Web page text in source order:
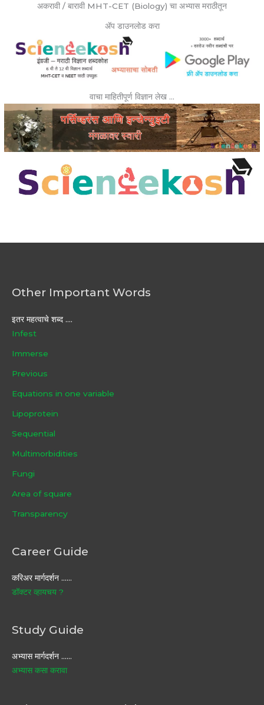
अकरावी / बारावी MHT-CET (Biology) चा अभ्यास मराठीतून
ॲप डाउनलोड करा
वाचा माहितीपूर्ण विज्ञान लेख …
Other Important Words
इतर महत्वाचे शब्द ....
Infest
Immerse
Previous
Equations in one variable
Lipoprotein
Sequential
Multimorbidities
Fungi
Area of square
Transparency
Career Guide
करिअर मार्गदर्शन ……
डॉक्टर व्हायचय ?
Study Guide
अभ्यास मार्गदर्शन ……
अभ्यास कसा करावा